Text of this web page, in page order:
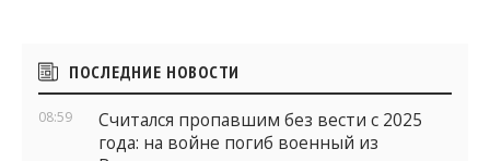
Боковые
виджеты
ПОСЛЕДНИЕ НОВОСТИ
08:59
Считался пропавшим без вести с 2025
года: на войне погиб военный из